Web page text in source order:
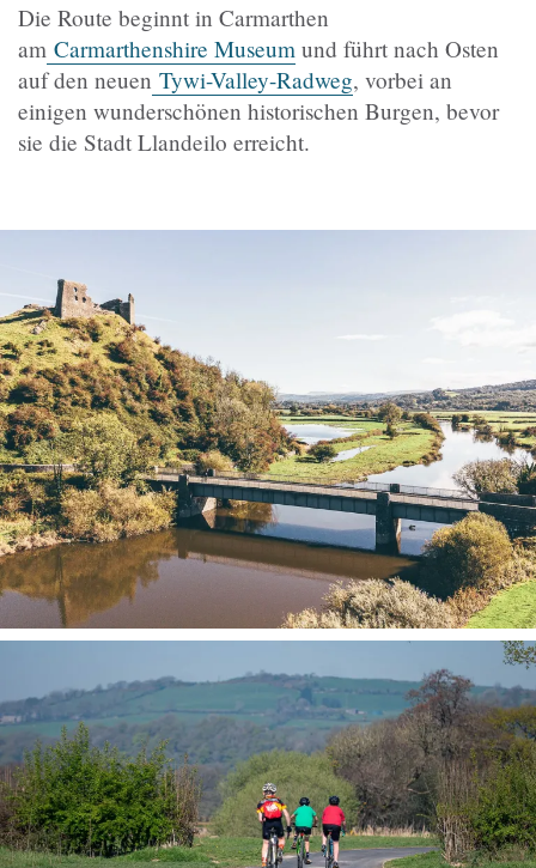
Die Route beginnt in Carmarthen
am Carmarthenshire Museum und führt nach Osten
auf den neuen Tywi-Valley-Radweg, vorbei an
einigen wunderschönen historischen Burgen, bevor
sie die Stadt Llandeilo erreicht.